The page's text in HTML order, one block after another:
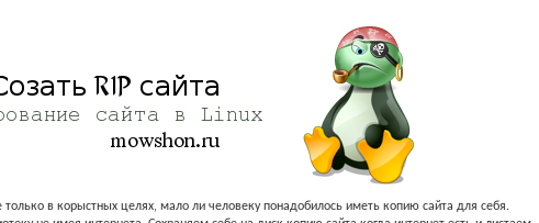
в корыстных целях, мало ли человеку понадобилось иметь копию сайта для себя.